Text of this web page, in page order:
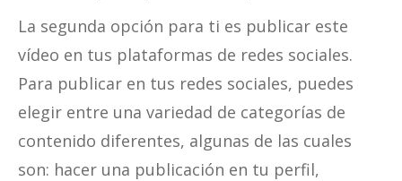
La segunda opción para ti es publicar este
vídeo en tus plataformas de redes sociales.
Para publicar en tus redes sociales, puedes
elegir entre una variedad de categorías de
contenido diferentes, algunas de las cuales
son: hacer una publicación en tu perfil,